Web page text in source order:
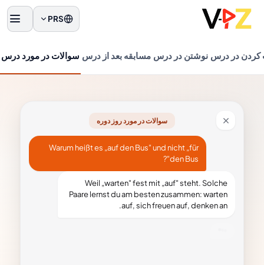
PRS منو
در درس نوشتن در درس مسابقه بعد از درس سوالات در مورد درس
سوالات در مورد روز دوره
Warum heißt es „auf den Bus" und nicht „für
den Bus"?
Weil „warten" fest mit „auf" steht. Solche
Paare lernst du am besten zusammen: warten
auf, sich freuen auf, denken an.